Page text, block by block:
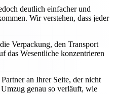
deutlich einfacher und
Wir verstehen, dass jeder
Verpackung, den Transport
das Wesentliche konzentrieren
an Ihrer Seite, der nicht
genau so verläuft, wie